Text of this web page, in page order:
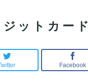
ジットカー
Facebook